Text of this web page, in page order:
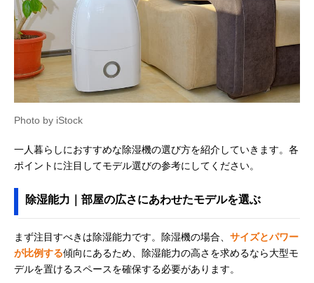
Photo by iStock
一人暮らしにおすすめな除湿機の選び方を紹介していきます。各
ポイントに注目してモデル選びの参考にしてください。
除湿能力｜部屋の広さにあわせたモデルを選ぶ
まず注目すべきは除湿能力です。除湿機の場合、 サイズとパワー
が比例する傾向にあるため、除湿能力の高さを求めるなら大型モ
デルを置けるスペースを確保する必要があります。